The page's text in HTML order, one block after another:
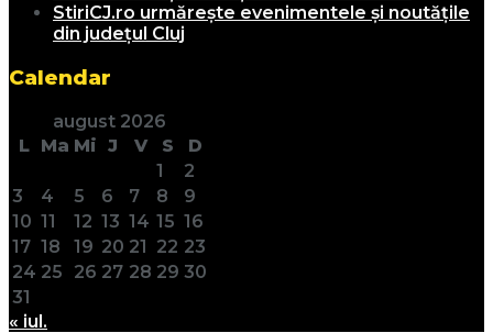
StiriCJ.ro urmărește evenimentele și noutățile
din județul Cluj
Calendar
august 2026
L Ma Mi J V S
D
1
2
3
4 5 6 7 8
9
10 11 12 13 14 15 16
17 18 19 20 21 22 23
24 25 26 27 28 29 30
31
« iul.